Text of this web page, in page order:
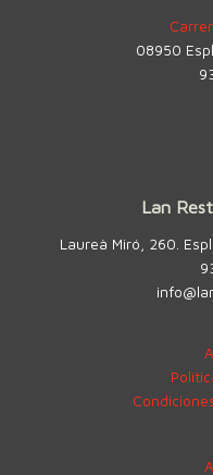
08950
Lan
Laureà Miró, 260.